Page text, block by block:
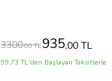
3300,00 TL 935,00 TL
99,73 TL'den Başlayan Taksitlerle